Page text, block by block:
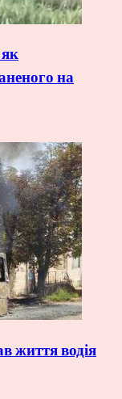
на
життя водія